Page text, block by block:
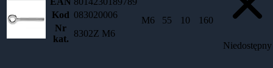
Kod 083020006
Nr
kat.
8302Z M6
M6 55 10 160
Niedostępny